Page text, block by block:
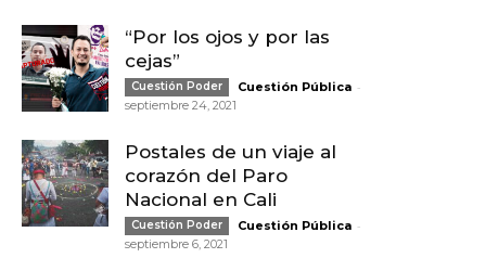
“Por los ojos y por las
cejas”
Cuestión Poder Cuestión Pública -
septiembre 24, 2021
Postales de un viaje al
corazón del Paro
Nacional en Cali
Cuestión Poder Cuestión Pública -
septiembre 6, 2021